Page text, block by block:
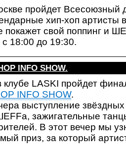
пройдет Всесоюзный
хип-хоп артисты
покажет свой поппинг и
18:00 до 19:30.
INFO SHOW.
LASKI пройдет
INFO SHOW.
выступление
зажигательные
В этот вечер мы
приз, за который